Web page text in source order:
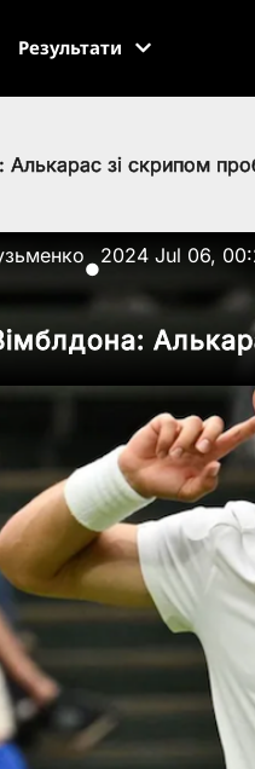
Результати
Алькарас зі скрипом
●
2024 Jul 06,